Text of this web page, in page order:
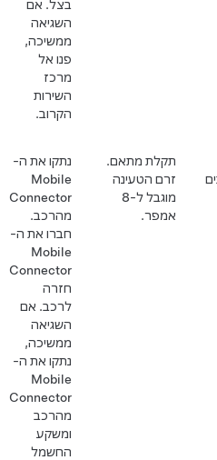
בצל. אם
השגיאה
ממשיכה,
פנו אל
השירות
הקרוב.
תקלת מתאם.
זרם הטעינה
מוגבל ל-8
אמפר.
נתקו את ה-
Mobile
Connector
מהרכב.
חברו את ה-
Mobile
Connector
חזרה
לרכב. אם
השגיאה
ממשיכה,
נתקו את ה-
Mobile
Connector
מהרכב
ומשקע
החשמל